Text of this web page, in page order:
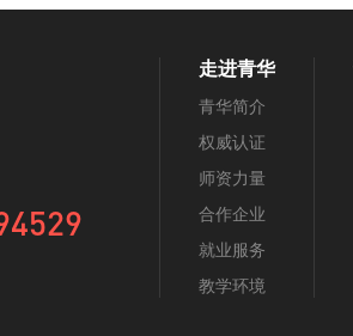
走进青华
青华简介
权威认证
师资力量
合作企业
就业服务
教学环境